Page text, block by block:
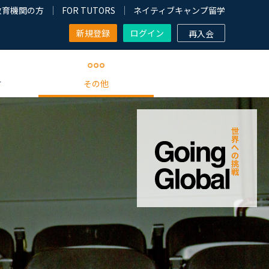
機関の方 FOR TUTORS
ネイティブキャンプ留学
新規登録
ログイン 再入会
その他